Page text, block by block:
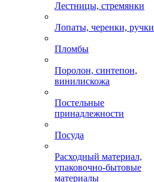
Лестницы, стремянки
Лопаты, черенки, ручки
Пломбы
Поролон, синтепон,
винилискожа
Постельные
принадлежности
Посуда
Расходный материал,
упаковочно-бытовые
материалы